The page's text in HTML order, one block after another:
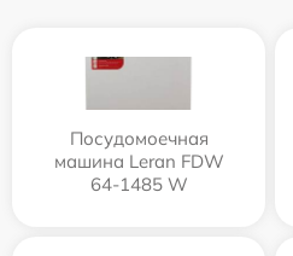
Посудомоечная
машина Leran FDW
64-1485 W